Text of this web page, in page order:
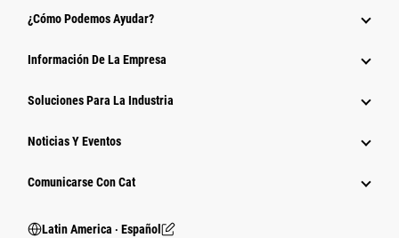
¿Cómo Podemos Ayudar?
Información De La Empresa
Soluciones Para La Industria
Noticias Y Eventos
Comunicarse Con Cat
Latin America ‧ Español